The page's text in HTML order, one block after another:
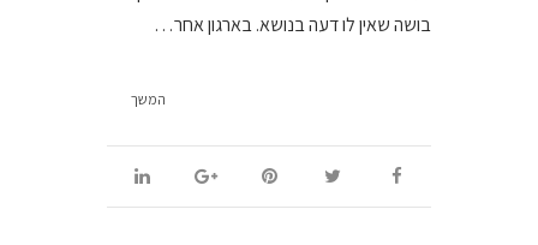
בושה שאין לו דעה בנושא. בארגון אחר…
המשך